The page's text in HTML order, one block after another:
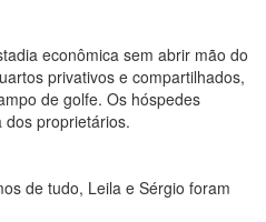
econômica sem abrir mão do
privativos e compartilhados,
de golfe. Os hóspedes
dos proprietários.
de tudo, Leila e Sérgio foram